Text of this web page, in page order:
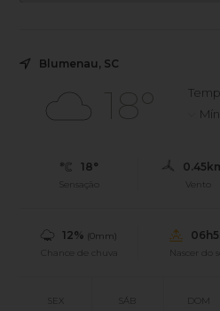
Blumenau, SC
18°
Mín.
18°
Sensação Vento
12% (0mm)
Chance de chuva
Nascer do
SEX SÁB DOM